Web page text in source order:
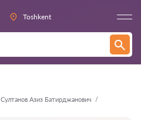
Toshkent
Султанов Азиз Батирджанович